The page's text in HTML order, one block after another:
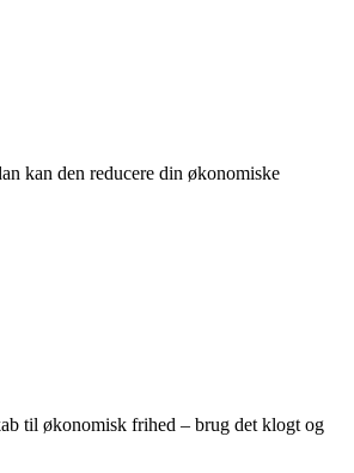
kan den reducere din økonomiske
til økonomisk frihed – brug det klogt og